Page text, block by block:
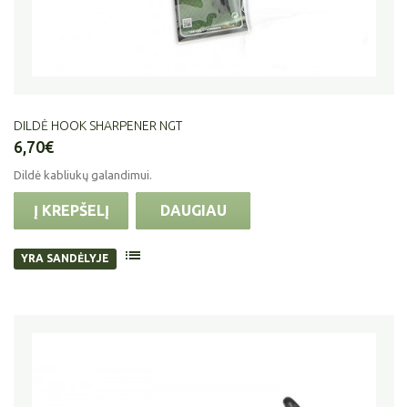
DILDĖ HOOK SHARPENER NGT
6,70€
Dildė kabliukų galandimui.
Į KREPŠELĮ DAUGIAU
YRA SANDĖLYJE